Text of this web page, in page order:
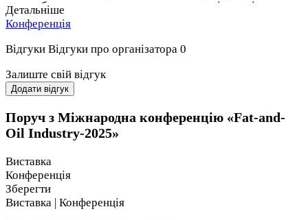
переробки та одержите ексклюзивну аналітику від
провідних світових та українських експертів.
Україна впевнено тримається в лідерах серед
постачальників олійно-жирової продукції на зовнішні
ринки попри геополітичні виклики та воєнні ризики.
В умовах постійної зміни факторів впливу та глобального
перерозподілу торговельних потоків Україна може
утримати першість в світовій торгівлі соняшниковою
олією з часткою 40% та соняшниковим шротом з часткою
Крім того, Україна має непоганий потенціал до
збільшення частки торгівлі на світовому ринку соєю та
соєвим шротом, демонструючи рекордні темпи експорту
Детальніше
Конференція
Відгуки Відгуки про організатора 0
Залиште свій відгук
Додати відгук
Поруч з Міжнародна конференцію «Fat-and-
Oil Industry-2025»
Виставка
Конференція
Зберегти
Виставка | Конференція